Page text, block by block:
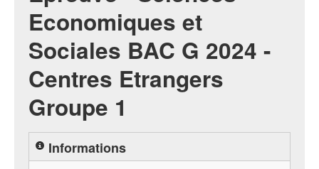
Economiques et
Sociales BAC G 2024 -
Centres Etrangers
Groupe 1
Informations